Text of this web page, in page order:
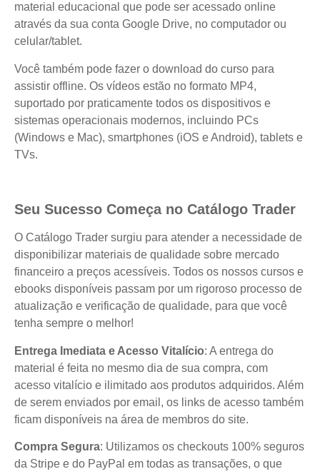
material educacional que pode ser acessado online
através da sua conta Google Drive, no computador ou
celular/tablet.
Você também pode fazer o download do curso para
assistir offline. Os vídeos estão no formato MP4,
suportado por praticamente todos os dispositivos e
sistemas operacionais modernos, incluindo PCs
(Windows e Mac), smartphones (iOS e Android), tablets e
TVs.
Seu Sucesso Começa no Catálogo Trader
O Catálogo Trader surgiu para atender a necessidade de
disponibilizar materiais de qualidade sobre mercado
financeiro a preços acessíveis. Todos os nossos cursos e
ebooks disponíveis passam por um rigoroso processo de
atualização e verificação de qualidade, para que você
tenha sempre o melhor!
Entrega Imediata e Acesso Vitalício: A entrega do
material é feita no mesmo dia de sua compra, com
acesso vitalício e ilimitado aos produtos adquiridos. Além
de serem enviados por email, os links de acesso também
ficam disponíveis na área de membros do site.
Compra Segura: Utilizamos os checkouts 100% seguros
da Stripe e do PayPal em todas as transações, o que